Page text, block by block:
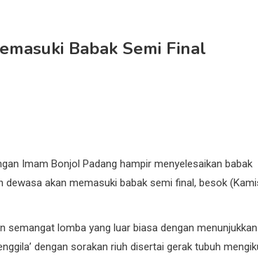
Babak Semi Final
Imam Bonjol Padang hampir menyelesaikan babak
akan memasuki babak semi final, besok
semangat lomba yang luar biasa dengan menunjukkan
dengan sorakan riuh disertai gerak tubuh